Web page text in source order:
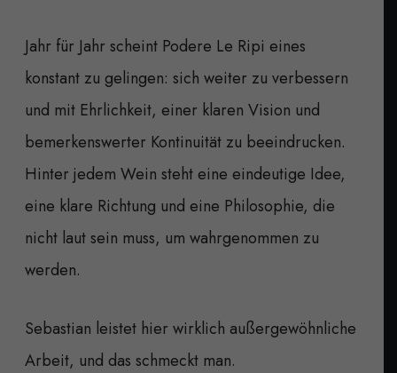
Jahr für Jahr scheint Podere Le Ripi eines
konstant zu gelingen: sich weiter zu verbessern
und mit Ehrlichkeit, einer klaren Vision und
bemerkenswerter Kontinuität zu beeindrucken.
Hinter jedem Wein steht eine eindeutige Idee,
eine klare Richtung und eine Philosophie, die
nicht laut sein muss, um wahrgenommen zu
werden.
Sebastian leistet hier wirklich außergewöhnliche
Arbeit, und das schmeckt man.